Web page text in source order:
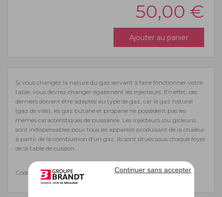
Continuer sans accepter
50,00 €
Ajouter au panier
Si vous changez la nature du gaz servant à faire fonctionner votre
table, vous devrez changer également les injecteurs. En effet, ces
derniers doivent être adaptés au type de gaz, car le gaz naturel
(gaz de ville), les gaz butane et propane ne possèdent pas les
mêmes caractéristiques de puissance. Les injecteurs (ou gicleurs)
sont indispensables pour tous les appareils produisant de la chaleur
à partir de la combustion d'un gaz. Ils sont situés sous chaque foyer
de la table de cuisson.
Code EAN : 3251430520416